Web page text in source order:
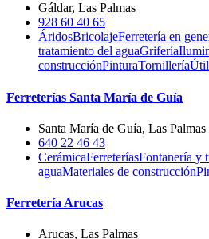
Gáldar, Las Palmas
928 60 40 65
ÁridosBricolajeFerretería en
tratamiento del aguaGrifería
construcciónPinturaTornillería
Ferreterías Santa María de Guía
Santa María de Guía, Las Palmas
640 22 46 43
CerámicaFerreteríasFontanería y
aguaMateriales de construcción
Ferretería Arucas
Arucas, Las Palmas